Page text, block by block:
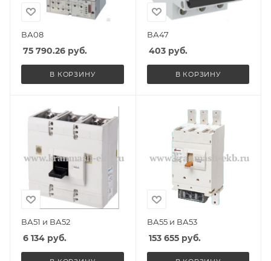
ВА08
75 790.26 руб.
В КОРЗИНУ
ВА47
403руб.
В КОРЗИНУ
ВА51 и ВА52
6 134 руб.
ВА55 и ВА53
153 655руб.